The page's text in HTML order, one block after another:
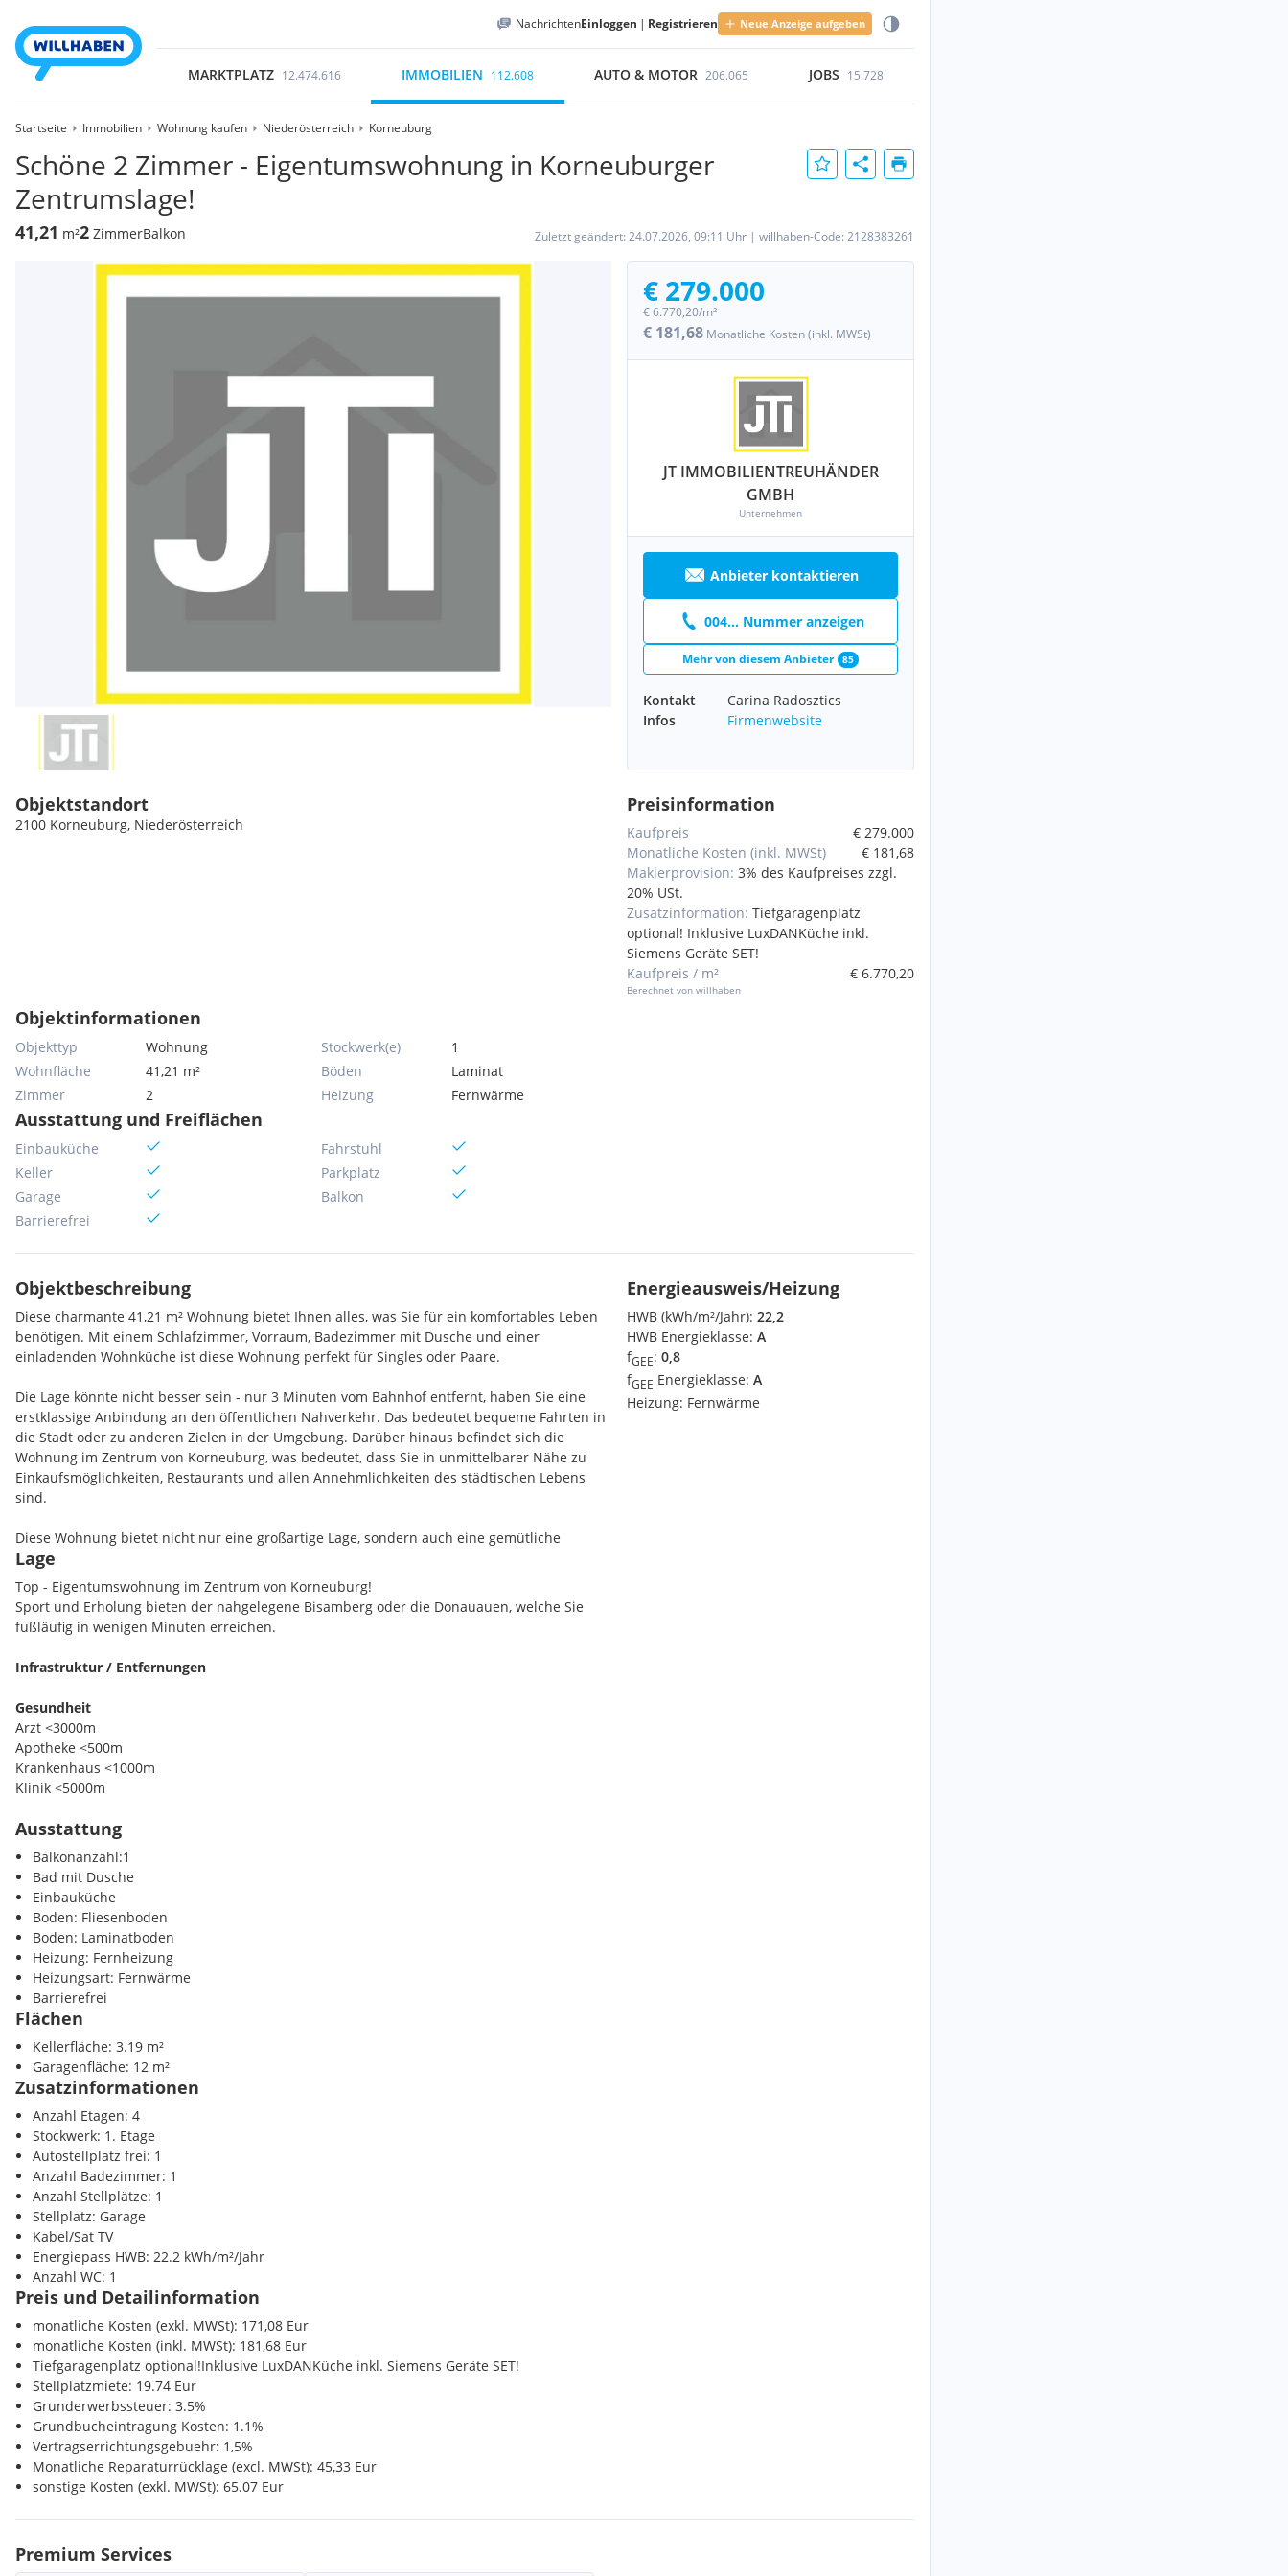
NachrichtenEinloggen | Registrieren Neue Anzeige aufgeben
MARKTPLATZ 12.474.616 IMMOBILIEN 112.608 AUTO & MOTOR 206.065 JOBS 15.728
Startseite Immobilien Wohnung kaufen Niederösterreich Korneuburg
Schöne 2 Zimmer - Eigentumswohnung in Korneuburger
Zentrumslage!
41,21 m²2 ZimmerBalkon Zuletzt geändert: 24.07.2026, 09:11 Uhr | willhaben-Code: 2128383261
€ 279.000
€ 6.770,20/m²
€ 181,68 Monatliche Kosten (inkl. MWSt)
JT IMMOBILIENTREUHÄNDER
GMBH
Unternehmen
Anbieter kontaktieren
004... Nummer anzeigen
Mehr von diesem Anbieter 85
Kontakt
Carina Radosztics
Infos
Firmenwebsite
Objektstandort
2100 Korneuburg, Niederösterreich
Objektinformationen
Objekttyp
Wohnung
Wohnfläche
41,21 m²
Zimmer
2
Stockwerk(e)
1
Böden
Laminat
Heizung
Fernwärme
Ausstattung und Freiflächen
Einbauküche
Keller
Garage
Barrierefrei
Fahrstuhl
Parkplatz
Balkon
Preisinformation
Kaufpreis
€ 279.000
Monatliche Kosten (inkl. MWSt)
€ 181,68
Maklerprovision: 3% des Kaufpreises zzgl.
20% USt.
Zusatzinformation: Tiefgaragenplatz
optional! Inklusive LuxDANKüche inkl.
Siemens Geräte SET!
Kaufpreis / m²
Berechnet von willhaben
€ 6.770,20
Objektbeschreibung
Diese charmante 41,21 m² Wohnung bietet Ihnen alles, was Sie für ein komfortables Leben
benötigen. Mit einem Schlafzimmer, Vorraum, Badezimmer mit Dusche und einer
einladenden Wohnküche ist diese Wohnung perfekt für Singles oder Paare.
Die Lage könnte nicht besser sein - nur 3 Minuten vom Bahnhof entfernt, haben Sie eine
erstklassige Anbindung an den öffentlichen Nahverkehr. Das bedeutet bequeme Fahrten in
die Stadt oder zu anderen Zielen in der Umgebung. Darüber hinaus befindet sich die
Wohnung im Zentrum von Korneuburg, was bedeutet, dass Sie in unmittelbarer Nähe zu
Einkaufsmöglichkeiten, Restaurants und allen Annehmlichkeiten des städtischen Lebens
sind.
Diese Wohnung bietet nicht nur eine großartige Lage, sondern auch eine gemütliche
Atmosphäre, in der Sie sich sofort zu Hause fühlen werden. Verpassen Sie nicht die
Gelegenheit, dieses Juwel zu Ihrem eigenen zu machen! Vereinbaren Sie noch heute einen
Besichtigungstermin und lassen Sie sich von all den Vorzügen dieser Wohnung überzeugen.
Tiefgaragenplatz optional 20.000 Euro!
Für weitere Fragen stehe ich Ihnen sehr gerne zur Verfügung!
Carina Radosztics
JTI Büro Korneuburg
JT Immobilientreuhänder GmbH
2100 Korneuburg, Hauptplatz 8 (Eingang Kirchengasse)
0660/47 97 312
cr@immobilien-korneuburg.at
Gerne können Sie auch in unserem regionalen Büro vorbeikommen!
optional Tiefgarage
Lage
Top - Eigentumswohnung im Zentrum von Korneuburg!
Sport und Erholung bieten der nahgelegene Bisamberg oder die Donauauen, welche Sie
fußläufig in wenigen Minuten erreichen.
Infrastruktur / Entfernungen
Gesundheit
Arzt <3000m
Apotheke <500m
Krankenhaus <1000m
Klinik <5000m
Kinder / Schulen
Schule <500m
Kindergarten <500m
Universität <6500m
Nahversorgung
Supermarkt <500m
Bäckerei <500m
Einkaufszentrum <6500m
Verkehr
Bahnhof <500m
Autobahnanschluss <1000m
Sonstige
Bank <500m
Post <500m
Polizei <1000m
Ausstattung
Balkonanzahl:1
Bad mit Dusche
Einbauküche
Boden: Fliesenboden
Boden: Laminatboden
Heizung: Fernheizung
Heizungsart: Fernwärme
Barrierefrei
Flächen
Kellerfläche: 3.19 m²
Garagenfläche: 12 m²
Zusatzinformationen
Anzahl Etagen: 4
Stockwerk: 1. Etage
Autostellplatz frei: 1
Anzahl Badezimmer: 1
Anzahl Stellplätze: 1
Stellplatz: Garage
Kabel/Sat TV
Energiepass HWB: 22.2 kWh/m²/Jahr
Anzahl WC: 1
Preis und Detailinformation
monatliche Kosten (exkl. MWSt): 171,08 Eur
monatliche Kosten (inkl. MWSt): 181,68 Eur
Tiefgaragenplatz optional!Inklusive LuxDANKüche inkl. Siemens Geräte SET!
Stellplatzmiete: 19.74 Eur
Grunderwerbssteuer: 3.5%
Grundbucheintragung Kosten: 1.1%
Vertragserrichtungsgebuehr: 1,5%
Monatliche Reparaturrücklage (excl. MWSt): 45,33 Eur
sonstige Kosten (exkl. MWSt): 65.07 Eur
Energieausweis/Heizung
HWB (kWh/m²/Jahr): 22,2
HWB Energieklasse: A
fGEE: 0,8
fGEE Energieklasse: A
Heizung: Fernwärme
Premium Services